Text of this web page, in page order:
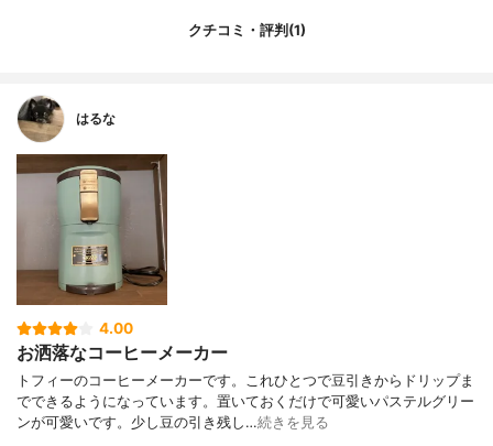
クチコミ・評判(1)
はるな
4.00
お洒落なコーヒーメーカー
トフィーのコーヒーメーカーです。これひとつで豆引きからドリップま
でできるようになっています。置いておくだけで可愛いパステルグリー
ンが可愛いです。少し豆の引き残し…続きを見る